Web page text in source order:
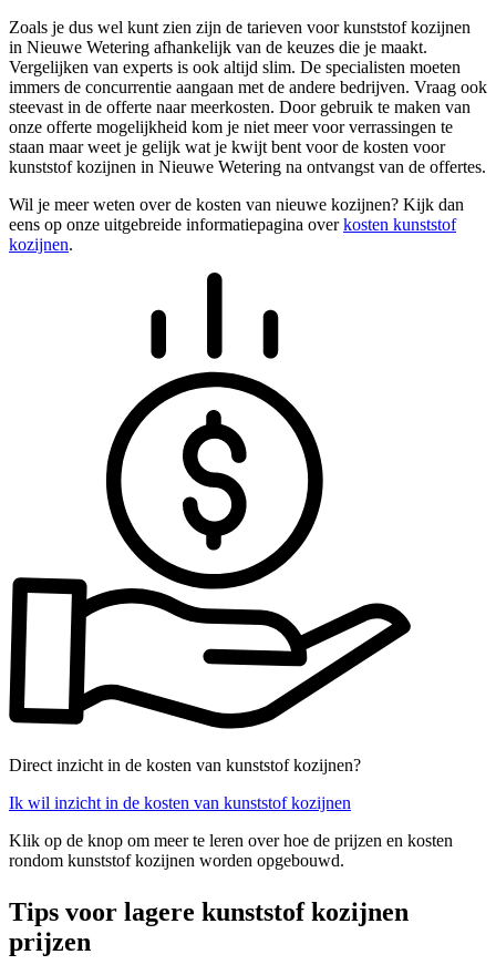
Zoals je dus wel kunt zien zijn de tarieven voor kunststof kozijnen
in Nieuwe Wetering afhankelijk van de keuzes die je maakt.
Vergelijken van experts is ook altijd slim. De specialisten moeten
immers de concurrentie aangaan met de andere bedrijven. Vraag ook
steevast in de offerte naar meerkosten. Door gebruik te maken van
onze offerte mogelijkheid kom je niet meer voor verrassingen te
staan maar weet je gelijk wat je kwijt bent voor de kosten voor
kunststof kozijnen in Nieuwe Wetering na ontvangst van de offertes.
Wil je meer weten over de kosten van nieuwe kozijnen? Kijk dan
eens op onze uitgebreide informatiepagina overkosten kunststof
kozijnen.
Direct inzicht in de kosten van kunststof kozijnen?
Ik wil inzicht in de kosten van kunststof kozijnen
Klik op de knop om meer te leren over hoe de prijzen en kosten
rondom kunststof kozijnen worden opgebouwd.
Tips voor lagere kunststof kozijnen
prijzen